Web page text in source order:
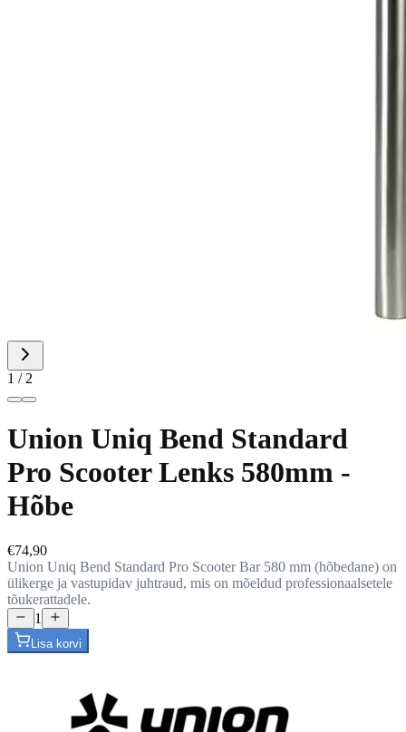
1 / 2
Union Uniq Bend Standard
Pro Scooter Lenks 580mm -
Hõbe
€74,90
Union Uniq Bend Standard Pro Scooter Bar 580 mm (hõbedane) on
ülikerge ja vastupidav juhtraud, mis on mõeldud professionaalsetele
tõukerattadele.
1
Lisa korvi